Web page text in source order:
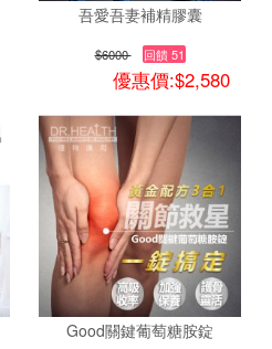
吾愛吾妻補精膠囊
$6000 回饋 51
優惠價:$2,580
Good關鍵葡萄糖胺錠